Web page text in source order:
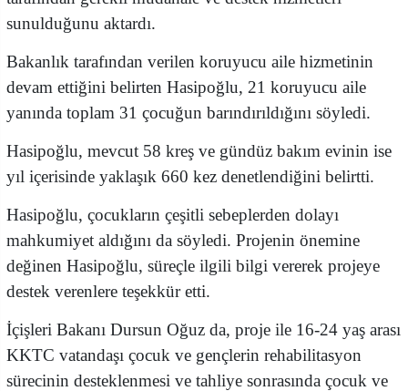
sunulduğunu aktardı.
Bakanlık tarafından verilen koruyucu aile hizmetinin
devam ettiğini belirten Hasipoğlu, 21 koruyucu aile
yanında toplam 31 çocuğun barındırıldığını söyledi.
Hasipoğlu, mevcut 58 kreş ve gündüz bakım evinin ise
yıl içerisinde yaklaşık 660 kez denetlendiğini belirtti.
Hasipoğlu, çocukların çeşitli sebeplerden dolayı
mahkumiyet aldığını da söyledi. Projenin önemine
değinen Hasipoğlu, süreçle ilgili bilgi vererek projeye
destek verenlere teşekkür etti.
İçişleri Bakanı Dursun Oğuz da, proje ile 16-24 yaş arası
KKTC vatandaşı çocuk ve gençlerin rehabilitasyon
sürecinin desteklenmesi ve tahliye sonrasında çocuk ve